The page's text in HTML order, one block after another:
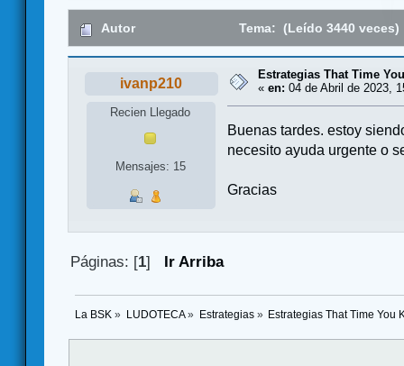
Autor Tema: (Leído 3440 veces)
ivanp210
Recien Llegado
Mensajes: 15
Estrategias That Time You
« en: 04 de Abril de 2023,
Buenas tardes. estoy
necesito ayuda urgente o
Gracias
Páginas: [1] Ir Arriba
La BSK » LUDOTECA» Estrategias» Estrategias That Time You